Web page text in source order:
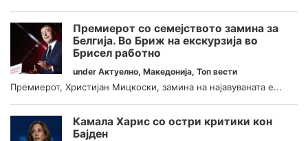
Премиерот со семејството замина за
Белгија. Во Бриж на екскурзија во
Брисел работно
under Актуелно, Македонија, Топ вести
Премиерот, Христијан Мицкоски, замина на најавуваната е...
Камала Харис со остри критики кон
Бајден